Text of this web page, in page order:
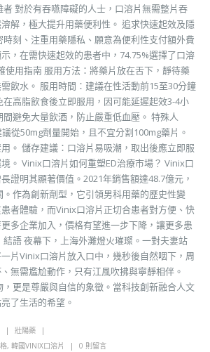
對於有吞嚥障礙的人士，口溶片無需整片吞
解，極大提升用藥便利性。 追求快速起效及隱
刻、注重用藥隱私、願意為便利性支付額外費
，在需快速起效的患者中，74.75%選擇了口溶
使用指南 服用方法：將藥片放在舌下，靜待藥
飲水。 服用時間：建議在性活動前15至30分鐘
高脂飲食後立即服用，因可能延遲起效3-4小
避免大量飲酒，防止嚴重低血壓。 特殊人
從50mg劑量開始，且不宜分割100mg藥片。
。 儲存建議：口溶片易吸潮，取出後應立即服
。 Vinix口溶片如何重塑ED治療市場？ Vinix口
證明其顯著價值。2021年銷售額達48.7億元，
作為創新劑型，它引領男科用藥的歷史性變
者體驗，而Vinix口溶片正切合患者對方便、快
多企業加入，價格有望進一步下降，讓更多患
語 夜幕下，上海外灘燈火璀璨。一對夫妻站
片Vinix口溶片放入口中，幾秒後自然咽下，周
無需尷尬動作，只有江風吹拂與寧靜相伴。
更是尊嚴與自信的象徵。當科技創新融合人文
了生活的希望。
壯陽藥
, 韓國VINIX口溶片 0 則留言